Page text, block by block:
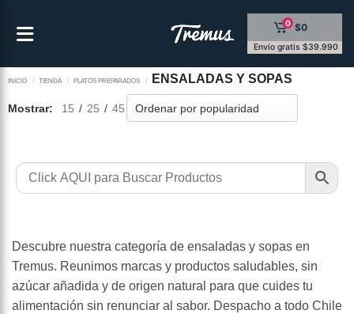
0 $0
Envío gratis $39.990
INICIO / TIENDA / PLATOS PREPARADOS / ENSALADAS Y SOPAS
Mostrar: 15 / 25 / 45
Descubre nuestra categoría de ensaladas y sopas en
Tremus. Reunimos marcas y productos saludables, sin
azúcar añadida y de origen natural para que cuides tu
alimentación sin renunciar al sabor. Despacho a todo Chile